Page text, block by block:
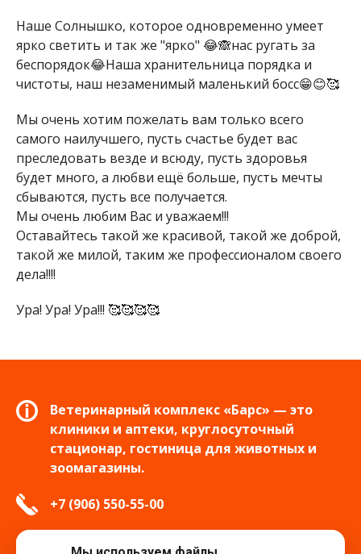
Наше Солнышко, которое одновременно умеет
ярко светить и так же "ярко" 😂🙈нас ругать за
беспорядок😂Наша хранительница порядка и
чистоты, наш незаменимый маленький босс😁😊🥰
Мы очень хотим пожелать вам только всего
самого наилучшего, пусть счастье будет вас
преследовать везде и всюду, пусть здоровья
будет много, а любви ещё больше, пусть мечты
сбываются, пусть все получается.
Мы очень любим Вас и уважаем!!!
Оставайтесь такой же красивой, такой же доброй,
такой же милой, таким же профессионалом своего
дела!!!!
Ура! Ура! Ура!!! 🥰🥰🥰🥰
Ветеринарный комплекс «Барс» — это
клиники и аптеки, круглосуточный
стационар, гостиница для животных и
зоомагазины.
+7 (906) 550-55-00
info.tver@bars-vet.ru